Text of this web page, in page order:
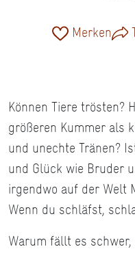
Merken
Können Tiere trösten?
größeren Kummer als
und unechte Tränen?
und Glück wie Bruder
irgendwo auf der Welt
Wenn du schläfst,
Warum fällt es